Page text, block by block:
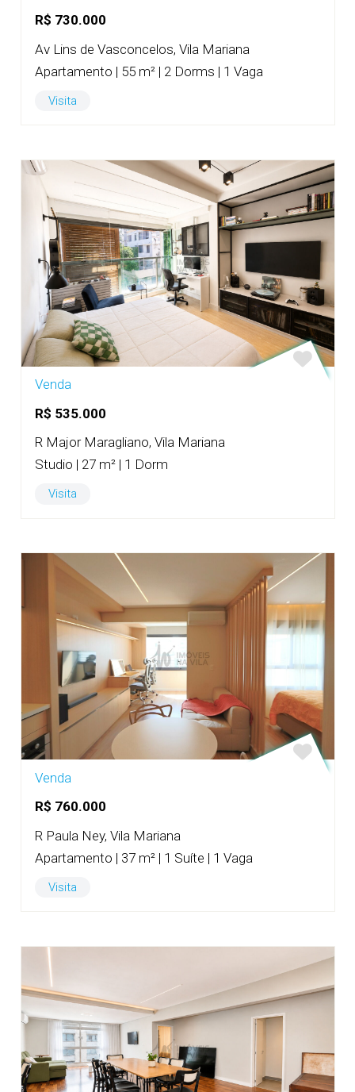
R$ 730.000
Av Lins de Vasconcelos, Vila Mariana
Apartamento | 55 m² | 2 Dorms | 1 Vaga
Visita
Venda
R$ 535.000
R Major Maragliano, Vila Mariana
Studio | 27 m² | 1 Dorm
Visita
Venda
R$ 760.000
R Paula Ney, Vila Mariana
Apartamento | 37 m² | 1 Suíte | 1 Vaga
Visita